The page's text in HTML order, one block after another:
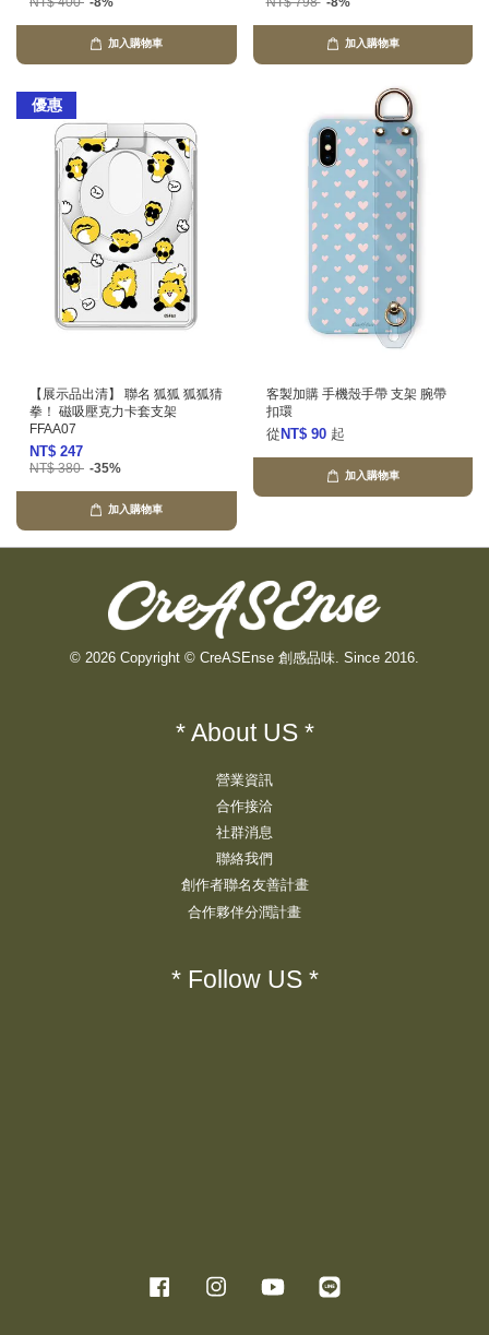
加入購物車 加入購物車
優惠
【展示品出清】 聯名 狐狐 狐狐猜
拳！ 磁吸壓克力卡套支架
FFAA07
NT$ 247
NT$ 380 -35%
加入購物車
客製加購 手機殼手帶 支架 腕帶
扣環
從 NT$ 90 起
加入購物車
© 2026 Copyright © CreASEnse 創感品味. Since 2016.
* About US *
營業資訊
合作接洽
社群消息
聯絡我們
創作者聯名友善計畫
合作夥伴分潤計畫
* Follow US *
Facebook Instagram YouTube